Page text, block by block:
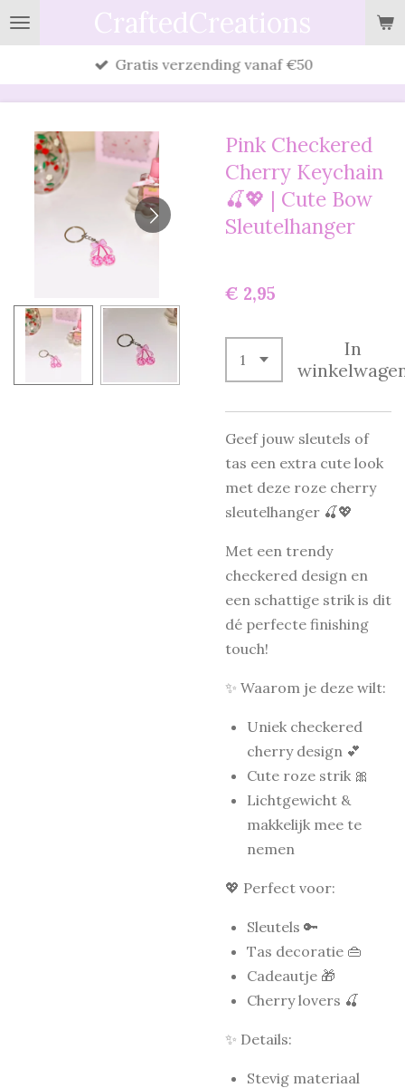
Ga
direct
CraftedCreations
Gratis verzending vanaf €50
Pink Checkered
Cherry Keychain
🍒💖 | Cute Bow
Sleutelhanger
€ 2,95
In
Geef jouw sleutels of
tas een extra cute look
met deze roze cherry
sleutelhanger 🍒💖
Met een trendy
checkered design en
een schattige strik is dit
dé perfecte finishing
touch!
✨ Waarom je deze wilt:
Uniek checkered
cherry design 💕
Cute roze strik 🎀
Lichtgewicht &
makkelijk mee te
nemen
💖 Perfect voor:
Sleutels 🔑
Tas decoratie 👜
Cadeautje 🎁
Cherry lovers 🍒
✨ Details:
Stevig materiaal